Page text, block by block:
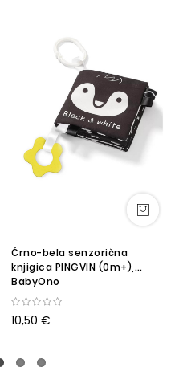
Črno-bela senzorična
knjigica PINGVIN (0m+),
BabyOno
10,50 €